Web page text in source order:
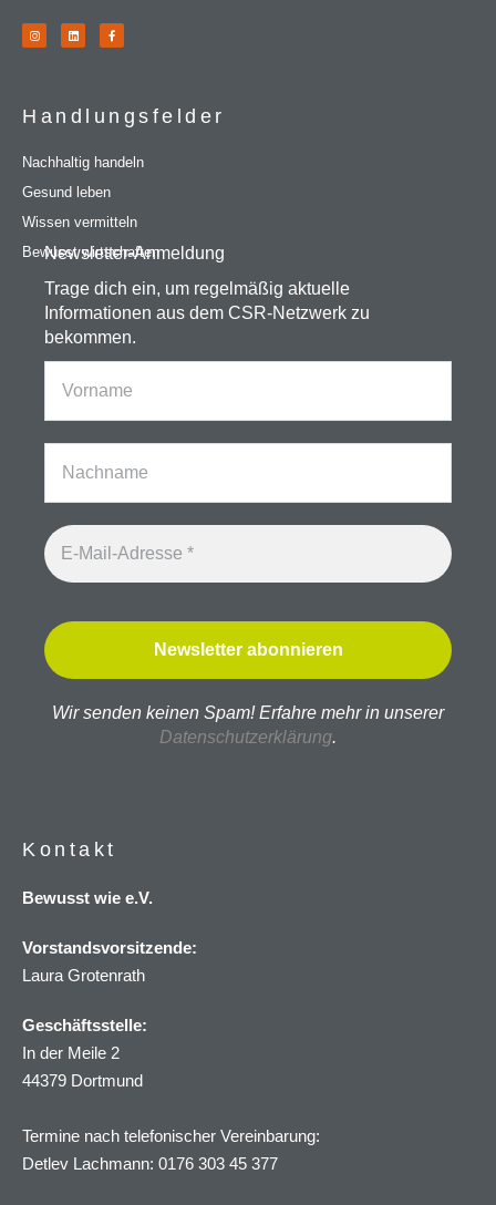
Handlungsfelder
Nachhaltig handeln
Gesund leben
Wissen vermitteln
Bewusst wirtschaften
Newsletter-Anmeldung
Trage dich ein, um regelmäßig aktuelle
Informationen aus dem CSR-Netzwerk zu
bekommen.
Wir senden keinen Spam! Erfahre mehr in unserer
Datenschutzerklärung.
Kontakt
Bewusst wie e.V.
Vorstandsvorsitzende:
Laura Grotenrath
Geschäftsstelle:
In der Meile 2
44379 Dortmund
Termine nach telefonischer Vereinbarung:
Detlev Lachmann: 0176 303 45 377